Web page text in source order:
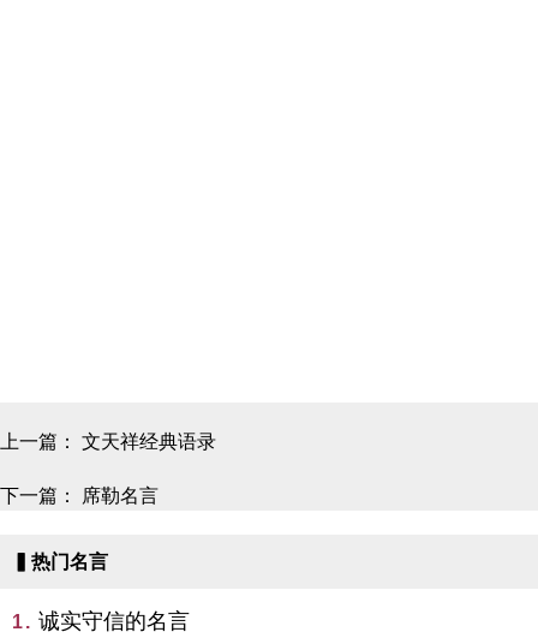
上一篇： 文天祥经典语录
下一篇： 席勒名言
▍热门名言
1. 诚实守信的名言